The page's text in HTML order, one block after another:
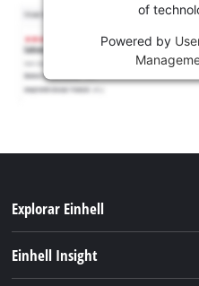
of
Powered by
Explorar Einhell
Einhell Insight